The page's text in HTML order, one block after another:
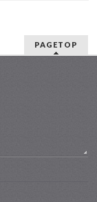
PAGETOP